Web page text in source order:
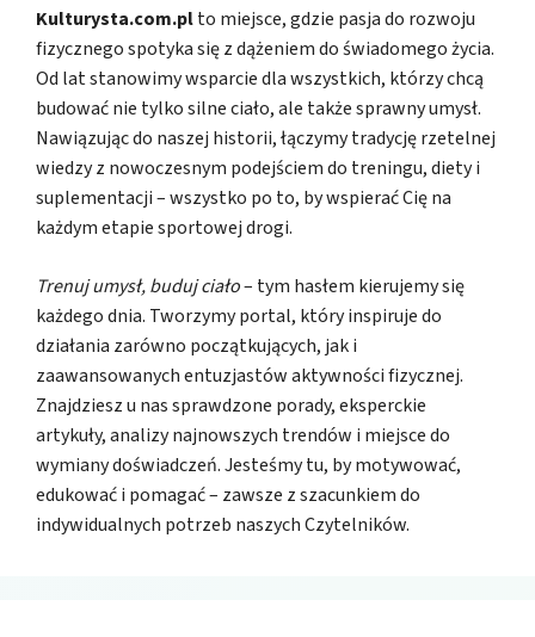
Kulturysta.com.plto miejsce, gdzie pasja do rozwoju
fizycznego spotyka się z dążeniem do świadomego życia.
Od lat stanowimy wsparcie dla wszystkich, którzy chcą
budować nie tylko silne ciało, ale także sprawny umysł.
Nawiązując do naszej historii, łączymy tradycję rzetelnej
wiedzy z nowoczesnym podejściem do treningu, diety i
suplementacji – wszystko po to, by wspierać Cię na
każdym etapie sportowej drogi.
Trenuj umysł, buduj ciało– tym hasłem kierujemy się
każdego dnia. Tworzymy portal, który inspiruje do
działania zarówno początkujących, jak i
zaawansowanych entuzjastów aktywności fizycznej.
Znajdziesz u nas sprawdzone porady, eksperckie
artykuły, analizy najnowszych trendów i miejsce do
wymiany doświadczeń. Jesteśmy tu, by motywować,
edukować i pomagać – zawsze z szacunkiem do
indywidualnych potrzeb naszych Czytelników.